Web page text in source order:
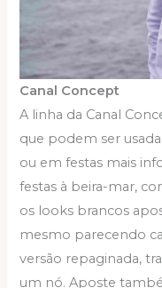
Canal Concept
A linha da Canal
que podem ser
ou em festas mais
festas à beira-mar,
os looks brancos
mesmo parecendo
versão repaginada,
um nó. Aposte